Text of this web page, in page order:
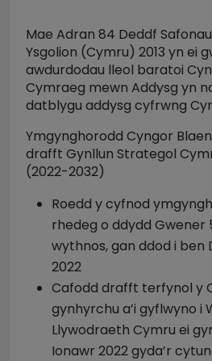
Mae Adran 84 Deddf
Ysgolion (Cymru) 2013 yn ei
awdurdodau lleol baratoi
Cymraeg mewn Addysg yn
datblygu addysg cyfrwng
Ymgynghorodd Cyngor
drafft Gynllun Strategol
(2022-2032)
Roedd y cyfnod
rhedeg o ddydd Gwener
wythnos, gan ddod i ben
2022
Cafodd drafft terfynol y
gynhyrchu a’i gyflwyno i
Llywodraeth Cymru ei
Ionawr 2022 gyda’r